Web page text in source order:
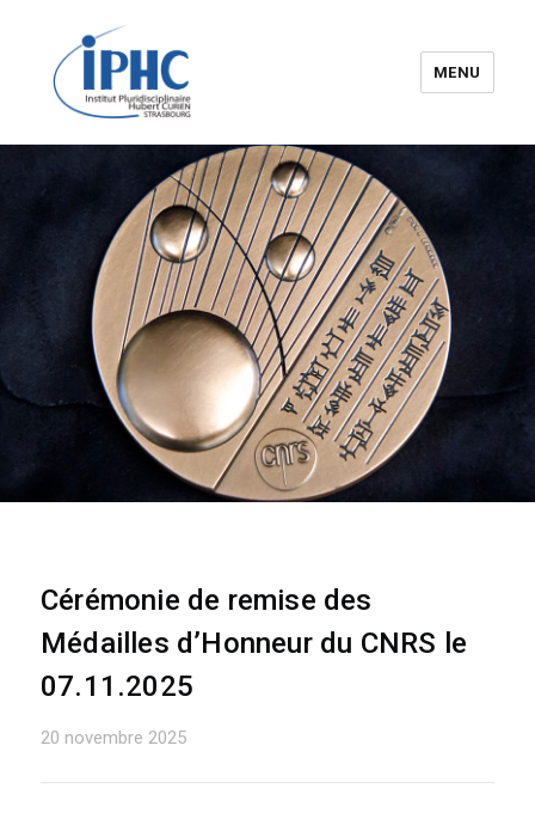
Institut pluridisciplinaire Hubert
Curien – IPHC
MENU
Cérémonie de remise des
Médailles d’Honneur du CNRS le
07.11.2025
20 novembre 2025